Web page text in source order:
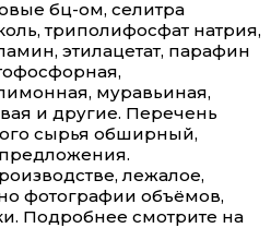
бц-ом, селитра
триполифосфат натрия,
этилацетат, парафин
муравьиная,
и другие. Перечень
сырья обширный,
лежалое,
фотографии объёмов,
Подробнее смотрите на